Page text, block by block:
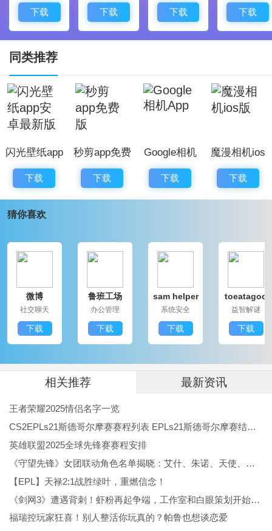
可以拍摄出精美照片，且能够提供后期编辑功能，让每
张照片都更加完美。
快速的搜索功能让用户能够轻松找到想要的特效或滤
资源和功能会实时更新，用户始终能接触到最新的拍摄
趋势和工具。
应用功能广泛，适用于出门游玩、聚会分享、情侣约会
等多种场合，让每个瞬间都成为永恒。
NOMO CAM app应用评价：
与亮点，成为了无数摄影爱好者的心头好。独特的拍摄
到乐趣与创意。在评论中，许多用户表示这款应用操作
常追求艺术创作，NOMO CAM都能很好地满足需求，实
属一款不可或缺的手机相机应用。
下载 下载 下载 下载
同类推荐
闪光壁纸app
安卓最新版
下载
秒剪app免费
版
下载
Google相机
App
下载
魔漫相机ios
版
下载
猜你喜欢
微博
社交聊天
下载
鲁班工场
办公管理
下载
sam helper
系统安全
下载
toeatagod
益智解谜
下载
相关推荐 最新资讯
王者荣耀2025情侣名字一览
CS2EPLs21斯德哥尔摩赛赛程列表 EPLs21斯德哥尔摩赛结果公布
英雄联盟2025全球先锋赛赛程安排
《守望先锋》女团联动角色名单揭晓：艾什、朱诺、天使、伊拉锐与D.Va！
【EPL】天禄2:1战胜绿叶，重燃信念！
《剑网3》遭遇背刺！虾粉再起争端，工作室和白眼策划开始反噬
福瑞控玩家狂喜！别人整活你玩真的？帕鲁也想谈恋爱